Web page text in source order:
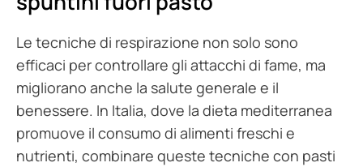
Le tecniche di respirazione non solo sono
efficaci per controllare gli attacchi di fame, ma
migliorano anche la salute generale e il
benessere. In Italia, dove la dieta mediterranea
promuove il consumo di alimenti freschi e
nutrienti, combinare queste tecniche con pasti